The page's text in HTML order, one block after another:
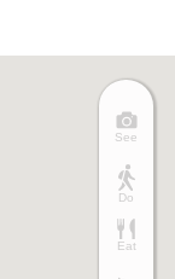
See
Do
Eat